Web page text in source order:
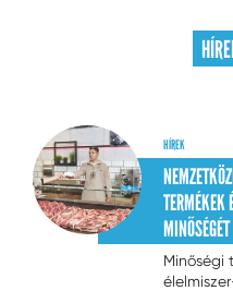
HÍREK
TERMÉKEK
Minőségi